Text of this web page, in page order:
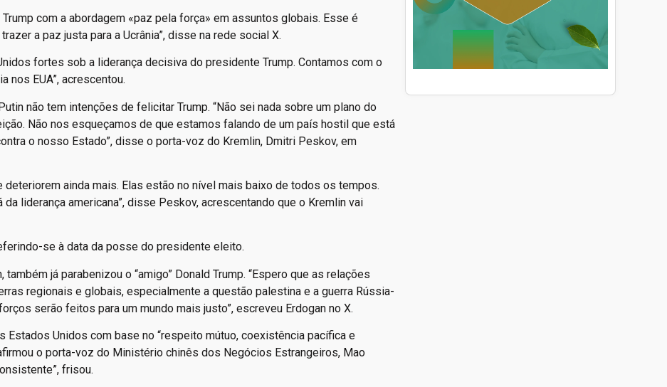
com a abordagem «paz pela força» em assuntos globais. Esse é
a paz justa para a Ucrânia”, disse na rede social X.
fortes sob a liderança decisiva do presidente Trump. Contamos com o
nos EUA”, acrescentou.
não tem intenções de felicitar Trump. “Não sei nada sobre um plano do
Não nos esqueçamos de que estamos falando de um país hostil que está
o nosso Estado”, disse o porta-voz do Kremlin, Dmitri Peskov, em
ainda mais. Elas estão no nível mais baixo de todos os tempos.
liderança americana”, disse Peskov, acrescentando que o Kremlin vai
se à data da posse do presidente eleito.
já parabenizou o “amigo” Donald Trump. “Espero que as relações
regionais e globais, especialmente a questão palestina e a guerra Rússia-
serão feitos para um mundo mais justo”, escreveu Erdogan no X.
Estados Unidos com base no “respeito mútuo, coexistência pacífica e
o porta-voz do Ministério chinês dos Negócios Estrangeiros, Mao
frisou.